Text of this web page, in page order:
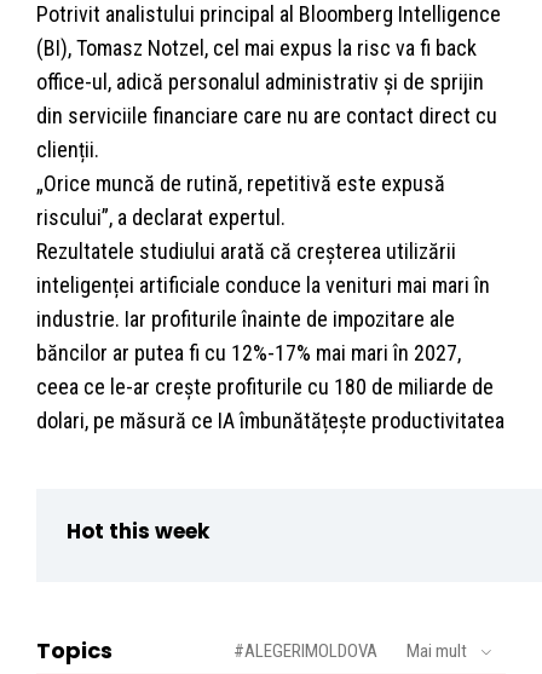
Potrivit analistului principal al Bloomberg Intelligence
(BI), Tomasz Notzel, cel mai expus la risc va fi back
office-ul, adică personalul administrativ și de sprijin
din serviciile financiare care nu are contact direct cu
clienții.
„Orice muncă de rutină, repetitivă este expusă
riscului”, a declarat expertul.
Rezultatele studiului arată că creșterea utilizării
inteligenței artificiale conduce la venituri mai mari în
industrie. Iar profiturile înainte de impozitare ale
băncilor ar putea fi cu 12%-17% mai mari în 2027,
ceea ce le-ar crește profiturile cu 180 de miliarde de
dolari, pe măsură ce IA îmbunătățește productivitatea
Hot this week
Topics #ALEGERIMOLDOVA Mai mult